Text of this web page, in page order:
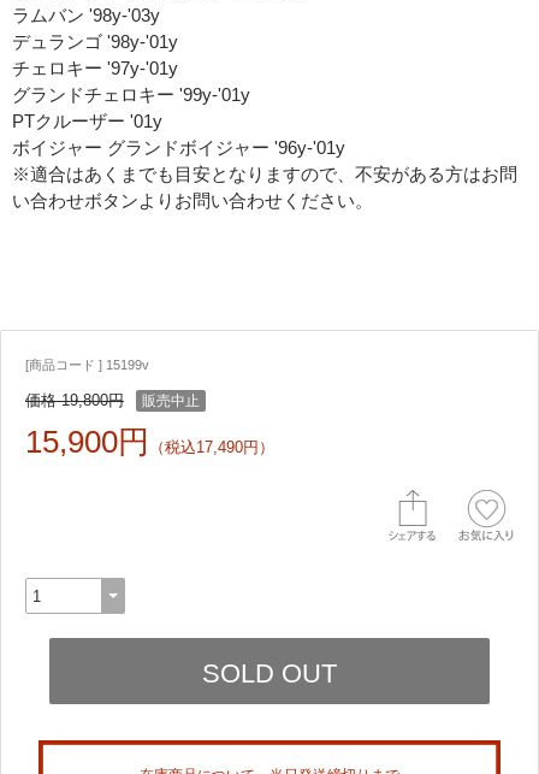
ラムバン '98y-'03y
デュランゴ '98y-'01y
チェロキー '97y-'01y
グランドチェロキー '99y-'01y
PTクルーザー '01y
ボイジャー グランドボイジャー '96y-'01y
※適合はあくまでも目安となりますので、不安がある方はお問
い合わせボタンよりお問い合わせください。
[商品コード ] 15199v
価格 19,800円 販売中止
15,900円 （税込17,490円）